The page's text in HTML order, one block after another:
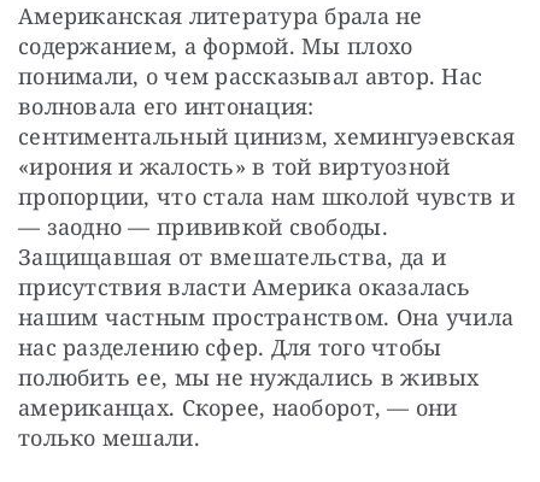
Американская литература брала не
содержанием, а формой. Мы плохо
понимали, о чем рассказывал автор. Нас
волновала его интонация:
сентиментальный цинизм, хемингуэевская
«ирония и жалость» в той виртуозной
пропорции, что стала нам школой чувств и
— заодно — прививкой свободы.
Защищавшая от вмешательства, да и
присутствия власти Америка оказалась
нашим частным пространством. Она учила
нас разделению сфер. Для того чтобы
полюбить ее, мы не нуждались в живых
американцах. Скорее, наоборот, — они
только мешали.